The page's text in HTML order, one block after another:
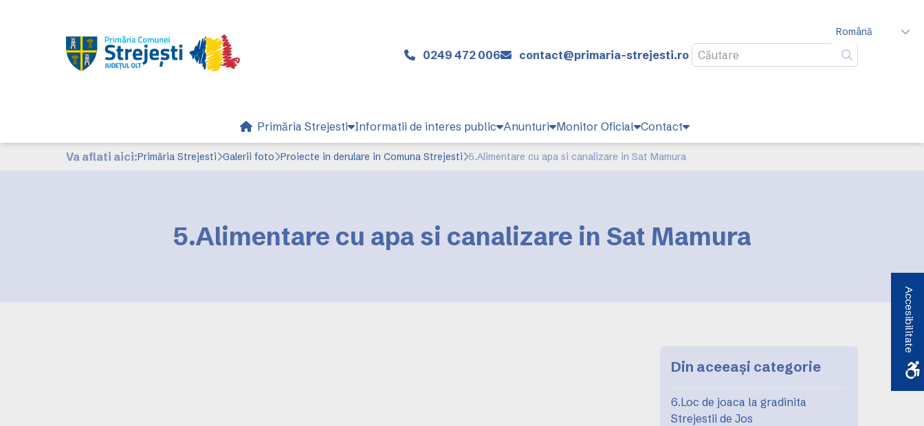
0249 472 006
contact@primaria-strejesti.ro
Caută
Română
Primăria Strejesti Informatii de interes public Anunturi Monitor Oficial Contact
Va aflati aici:Primăria Strejesti Galerii foto Proiecte in derulare in Comuna Strejesti 5.Alimentare cu apa si canalizare in Sat Mamura
5.Alimentare cu apa si canalizare in Sat Mamura
Din aceeași categorie
6.Loc de joaca la gradinita
Strejestii de Jos
Accesibilitate